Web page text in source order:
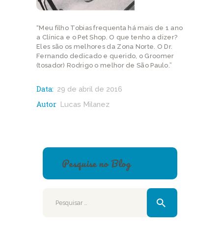
“Meu filho Tobias frequenta há mais de 1 ano
a Clínica e o Pet Shop. O que tenho a dizer?
Eles são os melhores da Zona Norte. O Dr.
Fernando dedicado e querido, o Groomer
(tosador) Rodrigo o melhor de São Paulo.”
Data: 29 de abril de 2016
Autor Lucas Milanez
Pesquise no Blog